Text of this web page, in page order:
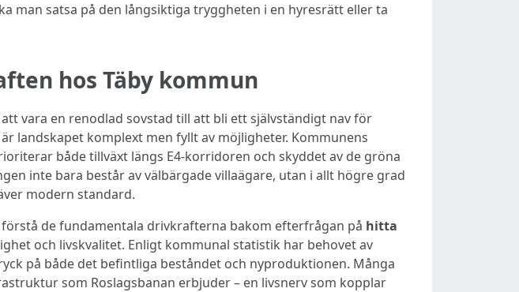
man satsa på den långsiktiga tryggheten i en hyresrätt eller ta
hos Täby kommun
vara en renodlad sovstad till att bli ett självständigt nav för
är landskapet komplext men fyllt av möjligheter. Kommunens
både tillväxt längs E4-korridoren och skyddet av de gröna
inte bara består av välbärgade villaägare, utan i allt högre grad
modern standard.
de fundamentala drivkrafterna bakom efterfrågan på hitta
och livskvalitet. Enligt kommunal statistik har behovet av
på både det befintliga beståndet och nyproduktionen. Många
som Roslagsbanan erbjuder – en livsnerv som kopplar